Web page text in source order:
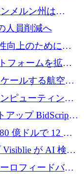
動対策ハードウ
で6,000万ユーロ
メルン州は
オープンソース
人員削減へ
向上のために
ユーロを調達
フォームを拡張
万ドルを確保
ールする航空イ
ピューティング
取引所に上場
アップ BidScript
ドルを突破
億ドルで 12 億
が AI 検索
を調達
ロフィードバッ